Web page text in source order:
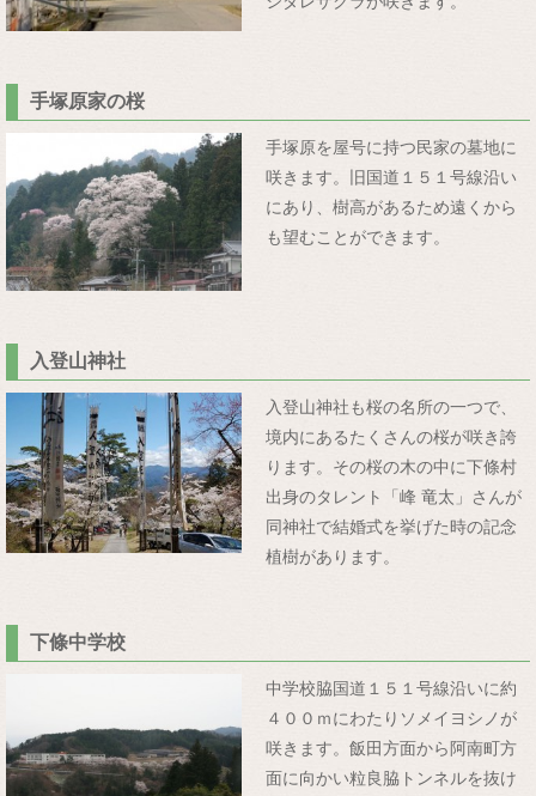
手塚原家の桜
手塚原を屋号に持つ民家の墓地に
咲きます。旧国道１５１号線沿い
にあり、樹高があるため遠くから
も望むことができます。
入登山神社
入登山神社も桜の名所の一つで、
境内にあるたくさんの桜が咲き誇
ります。その桜の木の中に下條村
出身のタレント「峰 竜太」さんが
同神社で結婚式を挙げた時の記念
植樹があります。
下條中学校
中学校脇国道１５１号線沿いに約
４００ｍにわたりソメイヨシノが
咲きます。飯田方面から阿南町方
面に向かい粒良脇トンネルを抜け